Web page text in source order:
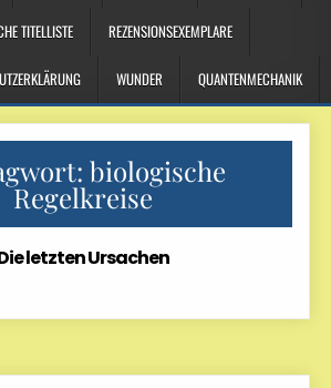
TITELLISTE REZENSIONSEXEMPLARE
WUNDER QUANTENMECHANIK
biologische
Regelkreise
letzten Ursachen